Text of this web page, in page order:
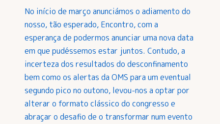
No início de março anunciámos o adiamento do
nosso, tão esperado, Encontro, com a
esperança de podermos anunciar uma nova data
em que pudéssemos estar juntos. Contudo, a
incerteza dos resultados do desconfinamento
bem como os alertas da OMS para um eventual
segundo pico no outono, levou-nos a optar por
alterar o formato clássico do congresso e
abraçar o desafio de o transformar num evento